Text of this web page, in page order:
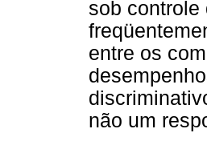
sob controle
entre os
não um